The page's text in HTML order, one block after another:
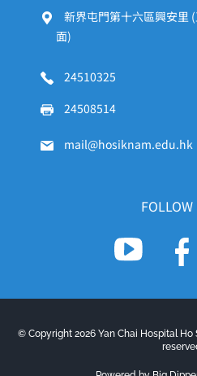
新界屯門第十六區興安里
面)
24510325
24508514
mail@hosiknam.edu.hk
FOLLOW
© Copyright 2026 Yan Chai Hospital Ho